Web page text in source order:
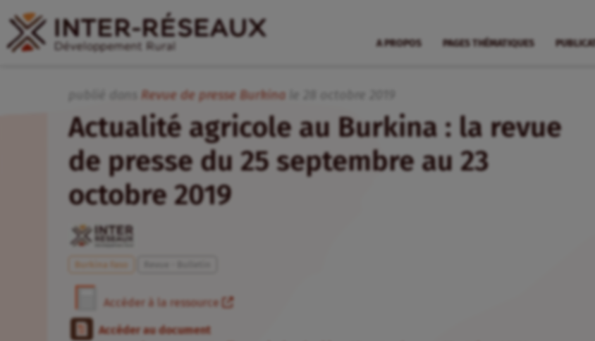
A PROPOS PAGES THÉMATIQUES
Revue de presse Burkina
Actualité agricole au Burkina : la revue
de presse du 25 septembre au 23
octobre 2019
Burkina Faso
Accéder à la ressource
Accéder au document